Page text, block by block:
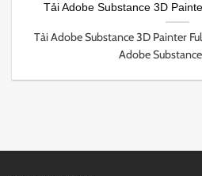
Tải Adobe Substance 3D
Tải Adobe Substance 3D Painter
Adobe